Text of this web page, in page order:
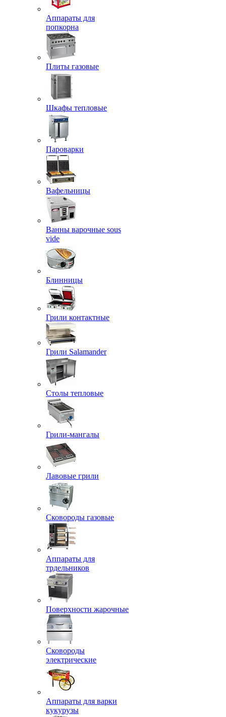
Аппараты для
попкорна
Плиты газовые
Шкафы тепловые
Пароварки
Вафельницы
Ванны варочные sous
vide
Блинницы
Грили контактные
Грили Salamander
Столы тепловые
Грили-мангалы
Лавовые грили
Сковороды газовые
Аппараты для
трдельников
Поверхности жарочные
Сковороды
электрические
Аппараты для варки
кукурузы